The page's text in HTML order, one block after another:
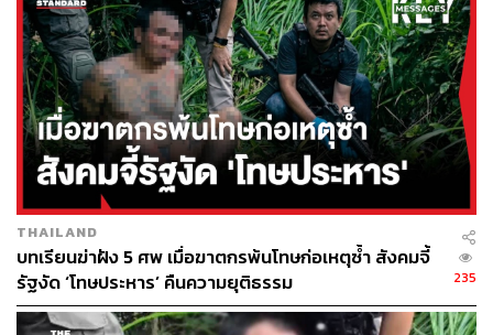
เหตุการณ์ที่เกิดขึ้นว่า
“สโมสรชลบุรี เอฟซี ขอแสดงความเสียใจต่อครอบครัว คุณ
กัญญา พงษ์หัสส์บรรณ ผู้เสียชีวิต และ คุณพงษ์ ผู้บาดเจ็บ
อย่างสุดซึ้ง
“ทันทีที่ทราบข่าวเหตุการณ์ ทางผู้บริหารทีมและทุกฝ่ายที่
เกี่ยวข้องได้ร่วมหารือกัน โดยมีมาตรการดังนี้
ผู้บริหารและทางสโมสร ชลบุรี เอฟซี พร้อมจะเข้าไป
ช่วยเหลือและเยียวยาผู้บาดเจ็บ ณ ขณะนี้ ที่กำลังพัก
รักษาตัวที่โรงพยาบาลชลบุรี และผู้เสียชีวิตอย่างเต็มที่
THAILAND
บทเรียนฆ่าฝัง 5 ศพ เมื่อฆาตกรพ้นโทษก่อเหตุซ้ำ สังคมจี้
รัฐงัด ‘โทษประหาร’ คืนความยุติธรรม
235